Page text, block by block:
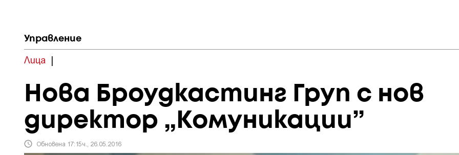
Управление
Лица |
Нова Броудкастинг Груп с нов
директор „Комуникации”
Обновена 17:15ч., 26.05.2016